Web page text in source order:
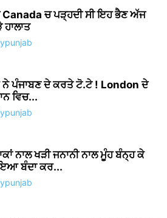
ਚ ਪੜ੍ਹਦੀ ਸੀ ਇਹ ਭੈਣ ਅੱਜ
ਹਾਲਾਤ
ਪੰਜਾਬਣ ਦੇ ਕਰਤੇ ਟੋ.ਟੇ ! London ਦੇ
ਵਿਚ...
ਨਾਲ ਖੜੀ ਜਨਾਨੀ ਨਾਲ ਮੂੰਹ ਬੰਨ੍ਹ ਕੇ
ਬੰਦਾ ਕਰ...